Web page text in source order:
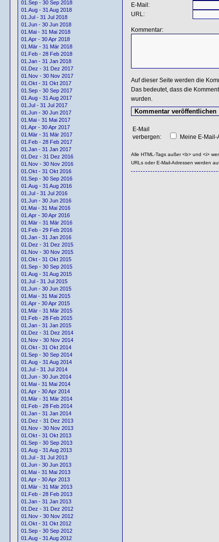
01.Sep - 30 Sep 2018
01.Aug - 31 Aug 2018
01.Jul - 31 Jul 2018
01.Jun - 30 Jun 2018
01.Mai - 31 Mai 2018
01.Apr - 30 Apr 2018
01.Mär - 31 Mär 2018
01.Feb - 28 Feb 2018
01.Jan - 31 Jan 2018
01.Dez - 31 Dez 2017
01.Nov - 30 Nov 2017
01.Okt - 31 Okt 2017
01.Sep - 30 Sep 2017
01.Aug - 31 Aug 2017
01.Jul - 31 Jul 2017
01.Jun - 30 Jun 2017
01.Mai - 31 Mai 2017
01.Apr - 30 Apr 2017
01.Mär - 31 Mär 2017
01.Feb - 28 Feb 2017
01.Jan - 31 Jan 2017
01.Dez - 31 Dez 2016
01.Nov - 30 Nov 2016
01.Okt - 31 Okt 2016
01.Sep - 30 Sep 2016
01.Aug - 31 Aug 2016
01.Jul - 31 Jul 2016
01.Jun - 30 Jun 2016
01.Mai - 31 Mai 2016
01.Apr - 30 Apr 2016
01.Mär - 31 Mär 2016
01.Feb - 29 Feb 2016
01.Jan - 31 Jan 2016
01.Dez - 31 Dez 2015
01.Nov - 30 Nov 2015
01.Okt - 31 Okt 2015
01.Sep - 30 Sep 2015
01.Aug - 31 Aug 2015
01.Jul - 31 Jul 2015
01.Jun - 30 Jun 2015
01.Mai - 31 Mai 2015
01.Apr - 30 Apr 2015
01.Mär - 31 Mär 2015
01.Feb - 28 Feb 2015
01.Jan - 31 Jan 2015
01.Dez - 31 Dez 2014
01.Nov - 30 Nov 2014
01.Okt - 31 Okt 2014
01.Sep - 30 Sep 2014
01.Aug - 31 Aug 2014
01.Jul - 31 Jul 2014
01.Jun - 30 Jun 2014
01.Mai - 31 Mai 2014
01.Apr - 30 Apr 2014
01.Mär - 31 Mär 2014
01.Feb - 28 Feb 2014
01.Jan - 31 Jan 2014
01.Dez - 31 Dez 2013
01.Nov - 30 Nov 2013
01.Okt - 31 Okt 2013
01.Sep - 30 Sep 2013
01.Aug - 31 Aug 2013
01.Jul - 31 Jul 2013
01.Jun - 30 Jun 2013
01.Mai - 31 Mai 2013
01.Apr - 30 Apr 2013
01.Mär - 31 Mär 2013
01.Feb - 28 Feb 2013
01.Jan - 31 Jan 2013
01.Dez - 31 Dez 2012
01.Nov - 30 Nov 2012
01.Okt - 31 Okt 2012
01.Sep - 30 Sep 2012
01.Aug - 31 Aug 2012
E-Mail:
URL:
Kommentar:
Auf dieser Seite werden die
Das bedeutet, dass die
wurden.
E-Mail
verbergen:
Meine E-
Alle HTML-Tags außer <b> und <i>
URLs oder E-Mail-Adressen werden